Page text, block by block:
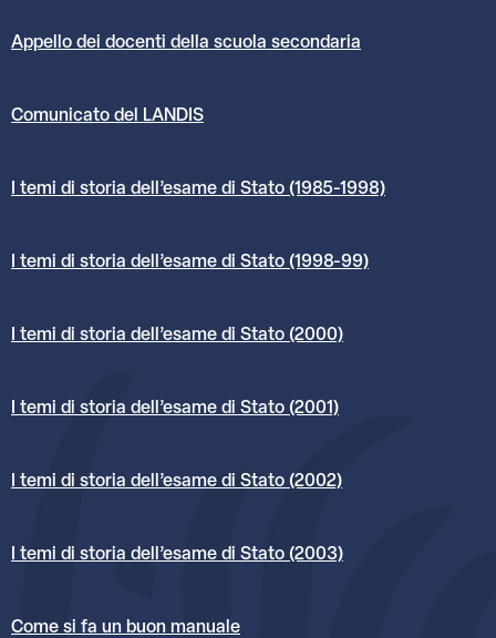
Appello dei docenti della scuola secondaria
Comunicato del LANDIS
I temi di storia dell’esame di Stato (1985-1998)
I temi di storia dell’esame di Stato (1998-99)
I temi di storia dell’esame di Stato (2000)
I temi di storia dell’esame di Stato (2001)
I temi di storia dell’esame di Stato (2002)
I temi di storia dell’esame di Stato (2003)
Come si fa un buon manuale